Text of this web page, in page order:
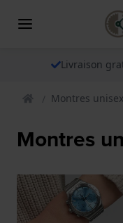
Livraison
Montres unisex
Montres